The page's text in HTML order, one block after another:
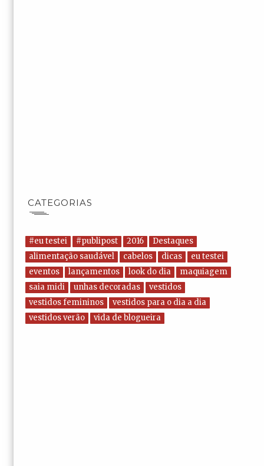
CATEGORIAS
#eu testei #publipost 2016
Destaques
alimentação saudável
cabelos dicas
eu testei
eventos
lançamentos look do dia
maquiagem
saia midi
unhas decoradas
vestidos
vestidos femininos
vestidos para o dia a dia
vestidos verão
vida de blogueira